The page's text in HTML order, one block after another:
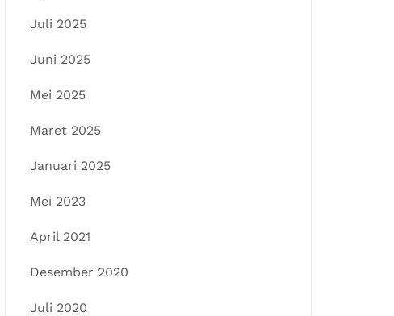
Juli 2025
Juni 2025
Mei 2025
Maret 2025
Januari 2025
Mei 2023
April 2021
Desember 2020
Juli 2020